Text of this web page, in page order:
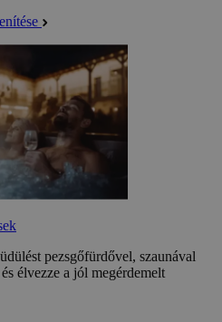
pezsgőfürdővel, szaunával
élvezze a jól megérdemelt